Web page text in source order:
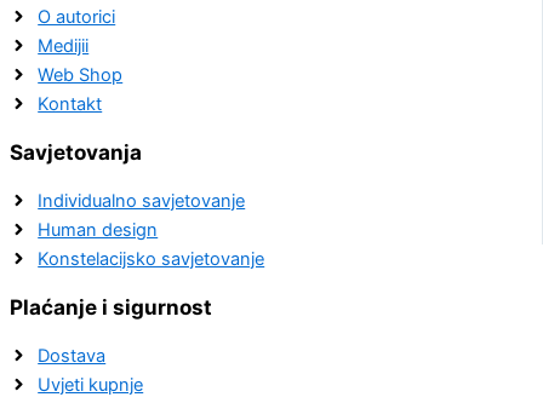
O autorici
Medijii
Web Shop
Kontakt
Savjetovanja
Individualno savjetovanje
Human design
Konstelacijsko savjetovanje
Plaćanje i sigurnost
Dostava
Uvjeti kupnje